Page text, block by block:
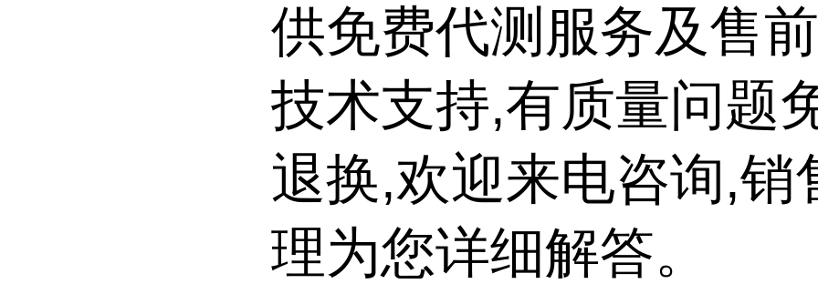
供免费代测服务及售
技术支持,有质量问题
退换,欢迎来电咨询,销
理为您详细解答。